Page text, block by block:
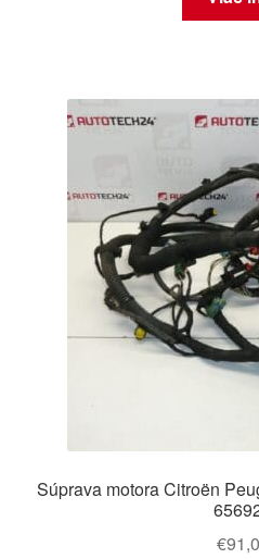
Súprava motora Citroën
€